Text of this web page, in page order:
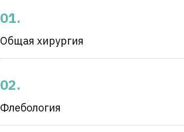
Общая хирургия
Флебология